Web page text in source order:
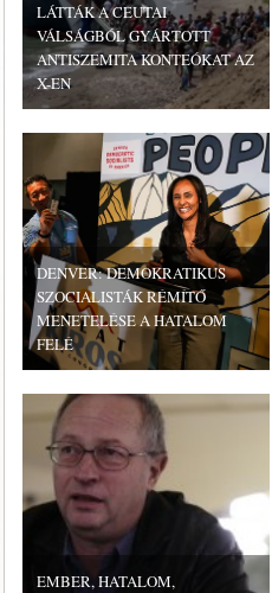
LÁTTÁK A CEUTAI
VÁLSÁGBÓL GYÁRTOTT
ANTISZEMITA KONTEÓKAT AZ
X-EN
DENVER: DEMOKRATIKUS
SZOCIALISTÁK RÉMÍTŐ
MENETELÉSE A HATALOM
FELÉ
EMBER, HATALOM,